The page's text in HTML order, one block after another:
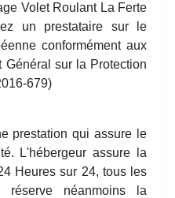
Volet Roulant La Ferte
un prestataire sur le
conformément aux
sur la Protection
679)
prestation qui assure le
L'hébergeur assure la
Heures sur 24, tous les
néanmoins la